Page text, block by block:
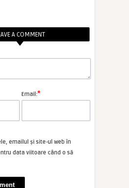
A COMMENT
Email:*
emailul și site-ul web în
data viitoare când o să